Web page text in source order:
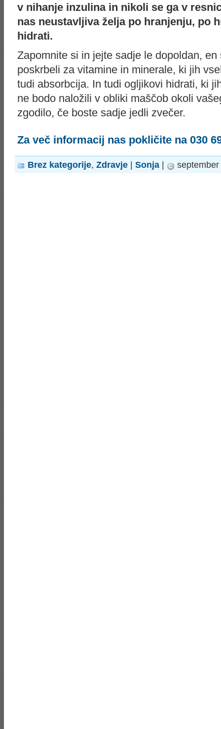
v nihanje inzulina in nikoli se ga v
nas neustavljiva želja po hranjenju, po
hidrati.
Zapomnite si in jejte sadje le dopoldan,
poskrbeli za vitamine in minerale, ki jih
tudi absorbcija. In tudi ogljikovi hidrati, ki
ne bodo naložili v obliki maščob okoli
zgodilo, če boste sadje jedli zvečer.
Za več informacij nas pokličite na 030
Brez kategorije, Zdravje Sonja